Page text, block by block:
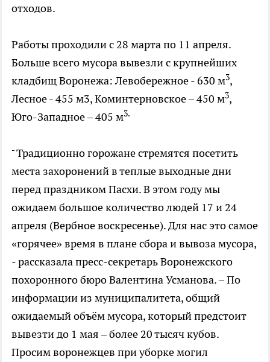
отходов.
Работы проходили с 28 марта по 11 апреля.
Больше всего мусора вывезли с крупнейших
кладбищ Воронежа: Левобережное - 630 м3,
Лесное - 455 м3, Коминтерновское – 450 м3,
Юго-Западное – 405 м3.
-Традиционно горожане стремятся посетить
места захоронений в теплые выходные дни
перед праздником Пасхи. В этом году мы
ожидаем большое количество людей 17 и 24
апреля (Вербное воскресенье). Для нас это самое
«горячее» время в плане сбора и вывоза мусора,
- рассказала пресс-секретарь Воронежского
похоронного бюро Валентина Усманова. – По
информации из муниципалитета, общий
ожидаемый объём мусора, который предстоит
вывезти до 1 мая – более 20 тысяч кубов.
Просим воронежцев при уборке могил